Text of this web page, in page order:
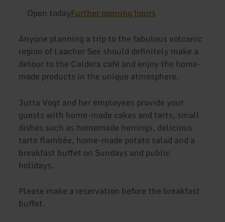
Open todayFurther opening hours
Anyone planning a trip to the fabulous volcanic
region of Laacher See should definitely make a
detour to the Caldera café and enjoy the home-
made products in the unique atmosphere.
Jutta Vogt and her employees provide your
guests with home-made cakes and tarts, small
dishes such as homemade herrings, delicious
tarte flambée, home-made potato salad and a
breakfast buffet on Sundays and public
holidays.
Please make a reservation before the breakfast
buffet.